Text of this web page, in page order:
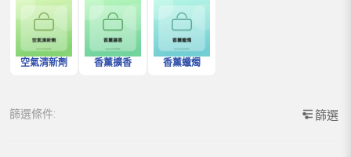
空氣清新劑 香薰擴香 香薰蠟燭
篩選條件: 篩選